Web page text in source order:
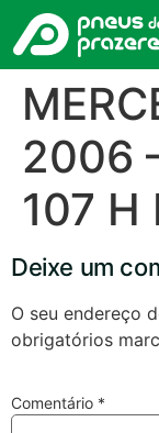
2006
107 H
Deixe um
O seu endereço
obrigatórios
Comentário *
Encontre o
Válvulas